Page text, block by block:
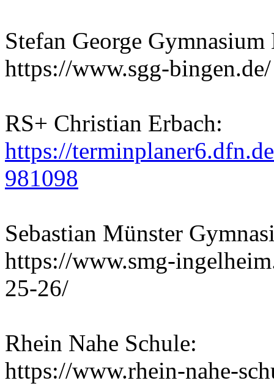
Stefan George
https://www.sgg-bingen.de/
RS+ Christian Erbach:
https://
981098
Sebastian Münster
https://www.smg-
25-26/
Rhein Nahe Schule:
https://www.rhein-nahe-